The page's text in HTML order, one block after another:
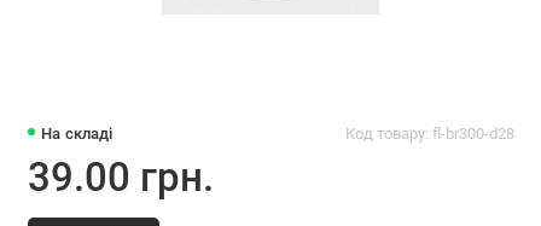
На складі Код товару: fl-br300-d28
39.00 грн.